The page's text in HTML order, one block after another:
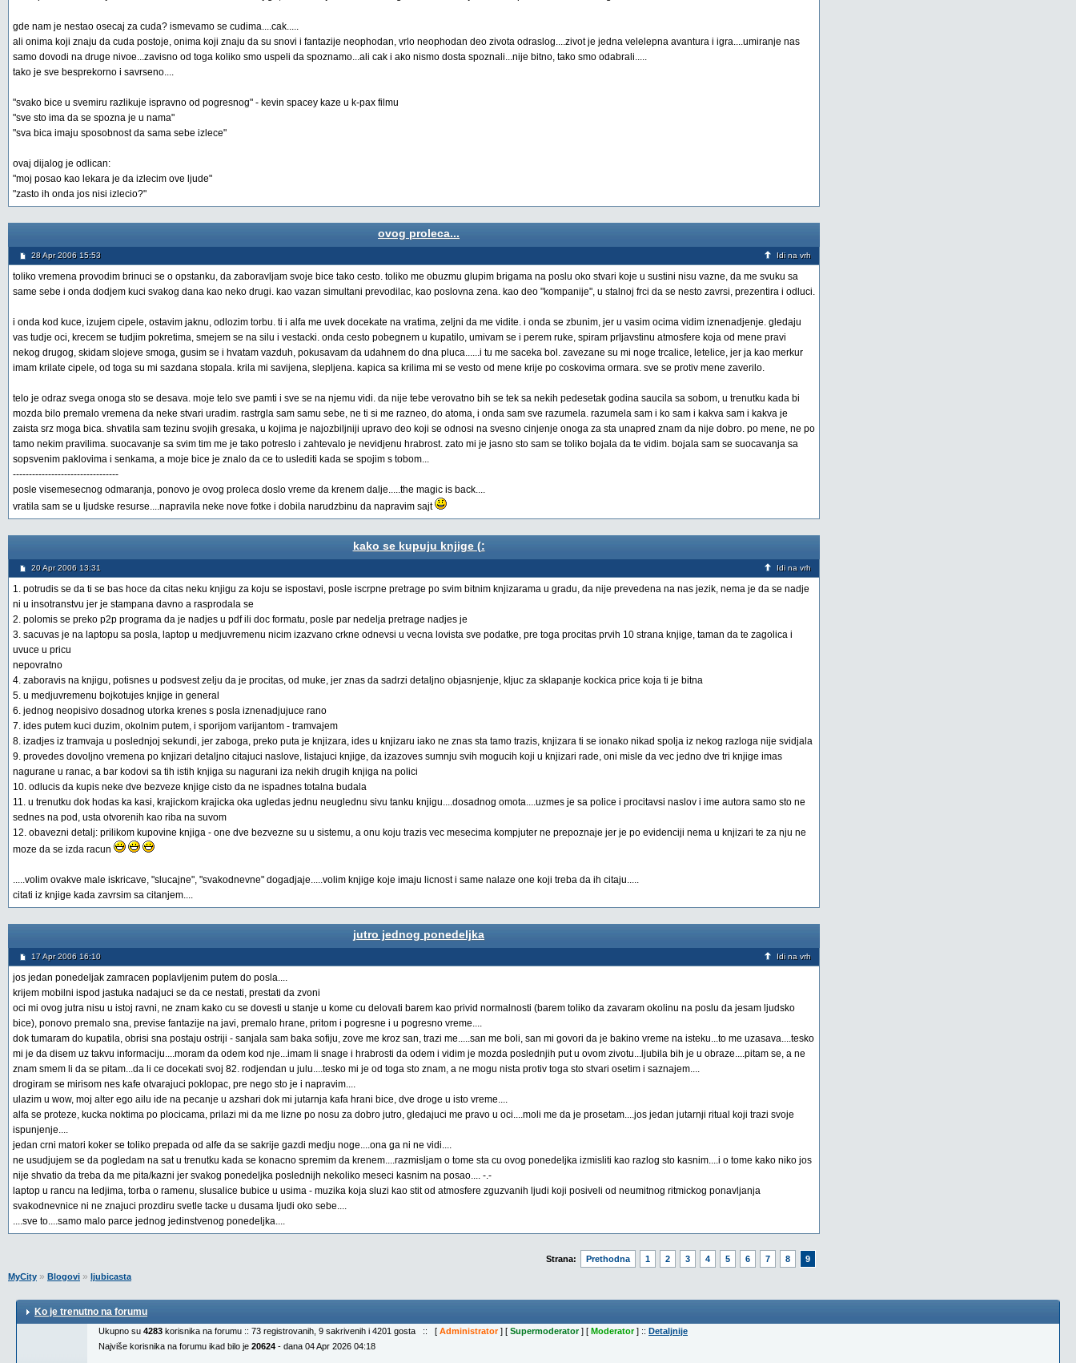
gde nam je nestao osecaj za cuda? ismevamo se cudima....cak.....
ali onima koji znaju da cuda postoje, onima koji znaju da su snovi i fantazije neophodan, vrlo neophodan deo zivota odraslog....zivot je jedna velelepna avantura i igra....umiranje nas
samo dovodi na druge nivoe...zavisno od toga koliko smo uspeli da spoznamo...ali cak i ako nismo dosta spoznali...nije bitno, tako smo odabrali.....
tako je sve besprekorno i savrseno....
"svako bice u svemiru razlikuje ispravno od pogresnog" - kevin spacey kaze u k-pax filmu
"sve sto ima da se spozna je u nama"
"sva bica imaju sposobnost da sama sebe izlece"
ovaj dijalog je odlican:
"moj posao kao lekara je da izlecim ove ljude"
"zasto ih onda jos nisi izlecio?"
ovog proleca...
28 Apr 2006 15:53 Idi na vrh
toliko vremena provodim brinuci se o opstanku, da zaboravljam svoje bice tako cesto. toliko me obuzmu glupim brigama na poslu oko stvari koje u sustini nisu vazne, da me svuku sa
same sebe i onda dodjem kuci svakog dana kao neko drugi. kao vazan simultani prevodilac, kao poslovna zena. kao deo "kompanije", u stalnoj frci da se nesto zavrsi, prezentira i odluci.
i onda kod kuce, izujem cipele, ostavim jaknu, odlozim torbu. ti i alfa me uvek docekate na vratima, zeljni da me vidite. i onda se zbunim, jer u vasim ocima vidim iznenadjenje. gledaju
vas tudje oci, krecem se tudjim pokretima, smejem se na silu i vestacki. onda cesto pobegnem u kupatilo, umivam se i perem ruke, spiram prljavstinu atmosfere koja od mene pravi
nekog drugog, skidam slojeve smoga, gusim se i hvatam vazduh, pokusavam da udahnem do dna pluca......i tu me saceka bol. zavezane su mi noge trcalice, letelice, jer ja kao merkur
imam krilate cipele, od toga su mi sazdana stopala. krila mi savijena, slepljena. kapica sa krilima mi se vesto od mene krije po coskovima ormara. sve se protiv mene zaverilo.
telo je odraz svega onoga sto se desava. moje telo sve pamti i sve se na njemu vidi. da nije tebe verovatno bih se tek sa nekih pedesetak godina saucila sa sobom, u trenutku kada bi
mozda bilo premalo vremena da neke stvari uradim. rastrgla sam samu sebe, ne ti si me razneo, do atoma, i onda sam sve razumela. razumela sam i ko sam i kakva sam i kakva je
zaista srz moga bica. shvatila sam tezinu svojih gresaka, u kojima je najozbiljniji upravo deo koji se odnosi na svesno cinjenje onoga za sta unapred znam da nije dobro. po mene, ne po
tamo nekim pravilima. suocavanje sa svim tim me je tako potreslo i zahtevalo je nevidjenu hrabrost. zato mi je jasno sto sam se toliko bojala da te vidim. bojala sam se suocavanja sa
sopsvenim paklovima i senkama, a moje bice je znalo da ce to uslediti kada se spojim s tobom...
---------------------------------
posle visemesecnog odmaranja, ponovo je ovog proleca doslo vreme da krenem dalje.....the magic is back....
vratila sam se u ljudske resurse....napravila neke nove fotke i dobila narudzbinu da napravim sajt
kako se kupuju knjige (:
20 Apr 2006 13:31 Idi na vrh
1. potrudis se da ti se bas hoce da citas neku knjigu za koju se ispostavi, posle iscrpne pretrage po svim bitnim knjizarama u gradu, da nije prevedena na nas jezik, nema je da se nadje
ni u insotranstvu jer je stampana davno a rasprodala se
2. polomis se preko p2p programa da je nadjes u pdf ili doc formatu, posle par nedelja pretrage nadjes je
3. sacuvas je na laptopu sa posla, laptop u medjuvremenu nicim izazvano crkne odnevsi u vecna lovista sve podatke, pre toga procitas prvih 10 strana knjige, taman da te zagolica i
uvuce u pricu
nepovratno
4. zaboravis na knjigu, potisnes u podsvest zelju da je procitas, od muke, jer znas da sadrzi detaljno objasnjenje, kljuc za sklapanje kockica price koja ti je bitna
5. u medjuvremenu bojkotujes knjige in general
6. jednog neopisivo dosadnog utorka krenes s posla iznenadjujuce rano
7. ides putem kuci duzim, okolnim putem, i sporijom varijantom - tramvajem
8. izadjes iz tramvaja u poslednjoj sekundi, jer zaboga, preko puta je knjizara, ides u knjizaru iako ne znas sta tamo trazis, knjizara ti se ionako nikad spolja iz nekog razloga nije svidjala
9. provedes dovoljno vremena po knjizari detaljno citajuci naslove, listajuci knjige, da izazoves sumnju svih mogucih koji u knjizari rade, oni misle da vec jedno dve tri knjige imas
nagurane u ranac, a bar kodovi sa tih istih knjiga su nagurani iza nekih drugih knjiga na polici
10. odlucis da kupis neke dve bezveze knjige cisto da ne ispadnes totalna budala
11. u trenutku dok hodas ka kasi, krajickom krajicka oka ugledas jednu neuglednu sivu tanku knjigu....dosadnog omota....uzmes je sa police i procitavsi naslov i ime autora samo sto ne
sednes na pod, usta otvorenih kao riba na suvom
12. obavezni detalj: prilikom kupovine knjiga - one dve bezvezne su u sistemu, a onu koju trazis vec mesecima kompjuter ne prepoznaje jer je po evidenciji nema u knjizari te za nju ne
moze da se izda racun
.....volim ovakve male iskricave, "slucajne", "svakodnevne" dogadjaje.....volim knjige koje imaju licnost i same nalaze one koji treba da ih citaju.....
citati iz knjige kada zavrsim sa citanjem....
jutro jednog ponedeljka
17 Apr 2006 16:10 Idi na vrh
jos jedan ponedeljak zamracen poplavljenim putem do posla....
krijem mobilni ispod jastuka nadajuci se da ce nestati, prestati da zvoni
oci mi ovog jutra nisu u istoj ravni, ne znam kako cu se dovesti u stanje u kome cu delovati barem kao privid normalnosti (barem toliko da zavaram okolinu na poslu da jesam ljudsko
bice), ponovo premalo sna, previse fantazije na javi, premalo hrane, pritom i pogresne i u pogresno vreme....
dok tumaram do kupatila, obrisi sna postaju ostriji - sanjala sam baka sofiju, zove me kroz san, trazi me.....san me boli, san mi govori da je bakino vreme na isteku...to me uzasava....tesko
mi je da disem uz takvu informaciju....moram da odem kod nje...imam li snage i hrabrosti da odem i vidim je mozda poslednjih put u ovom zivotu...ljubila bih je u obraze....pitam se, a ne
znam smem li da se pitam...da li ce docekati svoj 82. rodjendan u julu....tesko mi je od toga sto znam, a ne mogu nista protiv toga sto stvari osetim i saznajem....
drogiram se mirisom nes kafe otvarajuci poklopac, pre nego sto je i napravim....
ulazim u wow, moj alter ego ailu ide na pecanje u azshari dok mi jutarnja kafa hrani bice, dve droge u isto vreme....
alfa se proteze, kucka noktima po plocicama, prilazi mi da me lizne po nosu za dobro jutro, gledajuci me pravo u oci....moli me da je prosetam....jos jedan jutarnji ritual koji trazi svoje
ispunjenje....
jedan crni matori koker se toliko prepada od alfe da se sakrije gazdi medju noge....ona ga ni ne vidi....
ne usudjujem se da pogledam na sat u trenutku kada se konacno spremim da krenem....razmisljam o tome sta cu ovog ponedeljka izmisliti kao razlog sto kasnim....i o tome kako niko jos
nije shvatio da treba da me pita/kazni jer svakog ponedeljka poslednijh nekoliko meseci kasnim na posao.... -.-
laptop u rancu na ledjima, torba o ramenu, slusalice bubice u usima - muzika koja sluzi kao stit od atmosfere zguzvanih ljudi koji posiveli od neumitnog ritmickog ponavljanja
svakodnevnice ni ne znajuci prozdiru svetle tacke u dusama ljudi oko sebe....
....sve to....samo malo parce jednog jedinstvenog ponedeljka....
Strana: Prethodna 1 2 3 4 5 6 7 8
9
MyCity » Blogovi » ljubicasta
Ko je trenutno na forumu
Ukupno su 4283 korisnika na forumu :: 73 registrovanih, 9 sakrivenih i 4201 gosta :: [ Administrator] [ Supermoderator] [ Moderator] :: Detaljnije
Najviše korisnika na forumu ikad bilo je 20624 - dana 04 Apr 2026 04:18